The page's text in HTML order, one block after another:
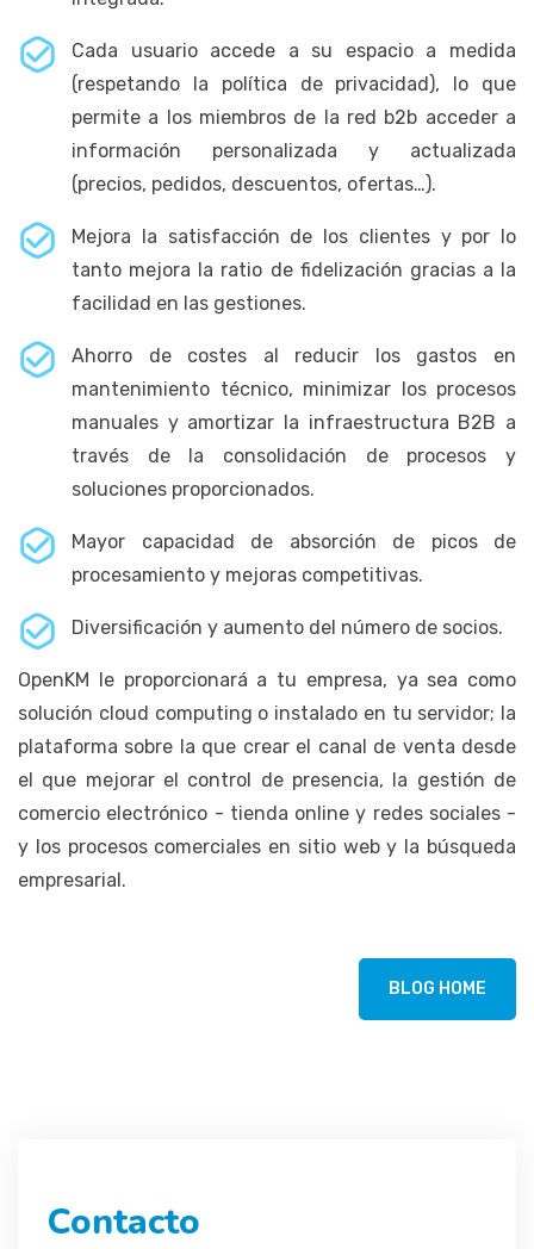
Cada usuario accede a su espacio a medida
(respetando la política de privacidad), lo que
permite a los miembros de la red b2b acceder a
información personalizada y actualizada
(precios, pedidos, descuentos, ofertas…).
Mejora la satisfacción de los clientes y por lo
tanto mejora la ratio de fidelización gracias a la
facilidad en las gestiones.
Ahorro de costes al reducir los gastos en
mantenimiento técnico, minimizar los procesos
manuales y amortizar la infraestructura B2B a
través de la consolidación de procesos y
soluciones proporcionados.
Mayor capacidad de absorción de picos de
procesamiento y mejoras competitivas.
Diversificación y aumento del número de socios.
OpenKM le proporcionará a tu empresa, ya sea como
solución cloud computing o instalado en tu servidor; la
plataforma sobre la que crear el canal de venta desde
el que mejorar el control de presencia, la gestión de
comercio electrónico - tienda online y redes sociales -
y los procesos comerciales en sitio web y la búsqueda
empresarial.
BLOG HOME
Contacto